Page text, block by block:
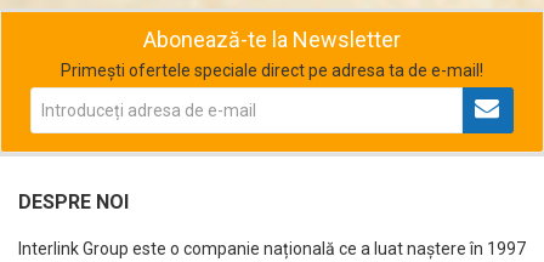
Abonează-te la Newsletter
Primești ofertele speciale direct pe adresa ta de e-mail!
DESPRE NOI
Interlink Group este o companie națională ce a luat naștere în 1997